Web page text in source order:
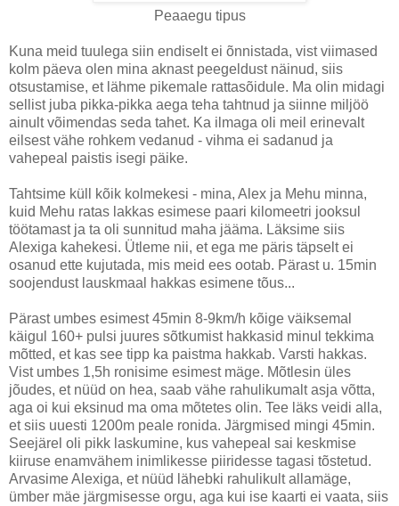
Peaaegu tipus
Kuna meid tuulega siin endiselt ei õnnistada, vist viimased
kolm päeva olen mina aknast peegeldust näinud, siis
otsustamise, et lähme pikemale rattasõidule. Ma olin midagi
sellist juba pikka-pikka aega teha tahtnud ja siinne miljöö
ainult võimendas seda tahet. Ka ilmaga oli meil erinevalt
eilsest vähe rohkem vedanud - vihma ei sadanud ja
vahepeal paistis isegi päike.
Tahtsime küll kõik kolmekesi - mina, Alex ja Mehu minna,
kuid Mehu ratas lakkas esimese paari kilomeetri jooksul
töötamast ja ta oli sunnitud maha jääma. Läksime siis
Alexiga kahekesi. Ütleme nii, et ega me päris täpselt ei
osanud ette kujutada, mis meid ees ootab. Pärast u. 15min
soojendust lauskmaal hakkas esimene tõus...
Pärast umbes esimest 45min 8-9km/h kõige väiksemal
käigul 160+ pulsi juures sõtkumist hakkasid minul tekkima
mõtted, et kas see tipp ka paistma hakkab. Varsti hakkas.
Vist umbes 1,5h ronisime esimest mäge. Mõtlesin üles
jõudes, et nüüd on hea, saab vähe rahulikumalt asja võtta,
aga oi kui eksinud ma oma mõtetes olin. Tee läks veidi alla,
et siis uuesti 1200m peale ronida. Järgmised mingi 45min.
Seejärel oli pikk laskumine, kus vahepeal sai keskmise
kiiruse enamvähem inimlikesse piiridesse tagasi tõstetud.
Arvasime Alexiga, et nüüd lähebki rahulikult allamäge,
ümber mäe järgmisesse orgu, aga kui ise kaarti ei vaata, siis